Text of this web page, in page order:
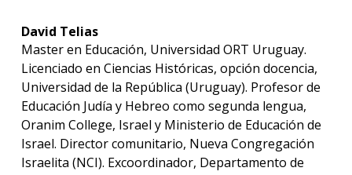
David Telias
Master en Educación, Universidad ORT Uruguay.
Licenciado en Ciencias Históricas, opción docencia,
Universidad de la República (Uruguay). Profesor de
Educación Judía y Hebreo como segunda lengua,
Oranim College, Israel y Ministerio de Educación de
Israel. Director comunitario, Nueva Congregación
Israelita (NCI). Excoordinador, Departamento de